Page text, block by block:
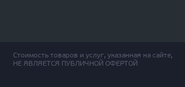
Стоимость товаров и услуг, указанная на сайте,
НЕ ЯВЛЯЕТСЯ ПУБЛИЧНОЙ ОФЕРТОЙ